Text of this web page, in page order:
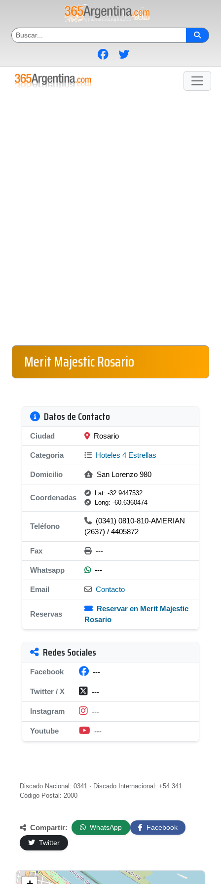
Merit Majestic Rosario
Datos de Contacto
Ciudad Rosario
Categoria Hoteles 4 Estrellas
Domicilio San Lorenzo 980
Coordenadas
Lat: -32.9447532
Long: -60.6360474
Teléfono
(0341) 0810-810-AMERIAN
(2637) / 4405872
Fax ---
Whatsapp ---
Email Contacto
Reservas
Reservar en Merit Majestic
Rosario
Redes Sociales
Facebook ---
Twitter / X ---
Instagram ---
Youtube ---
Discado Nacional: 0341 · Discado Internacional: +54 341
Código Postal: 2000
Compartir: WhatsApp
Facebook
Twitter